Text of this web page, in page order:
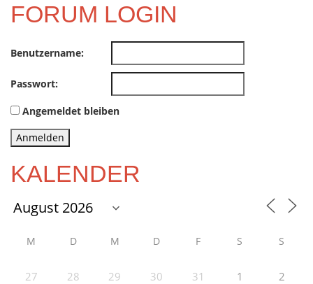
FORUM LOGIN
Benutzername:
Passwort:
Angemeldet bleiben
Anmelden
KALENDER
M D M D F S S
27 28 29 30 31 1 2